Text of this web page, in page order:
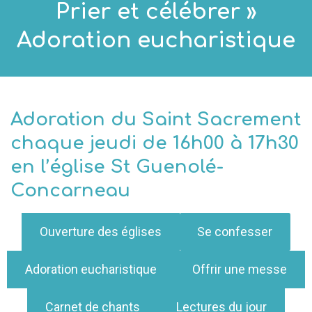
Prier et célébrer »
Adoration eucharistique
Adoration du Saint Sacrement
chaque jeudi de 16h00 à 17h30
en l’église St Guenolé-
Concarneau
Ouverture des églises Se confesser
Adoration eucharistique Offrir une messe
Carnet de chants Lectures du jour